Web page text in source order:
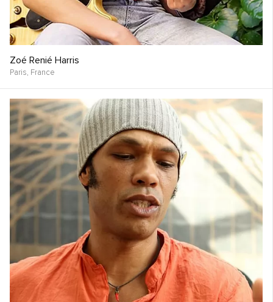
Zoé Renié Harris
Paris, France